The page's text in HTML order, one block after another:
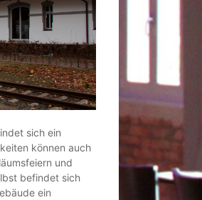
sich ein
können auch
und
befindet sich
ein